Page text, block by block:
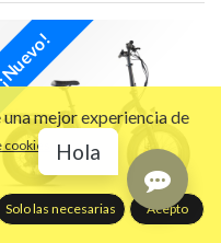
mejor experiencia de
Solo las necesarias Acepto
Hola